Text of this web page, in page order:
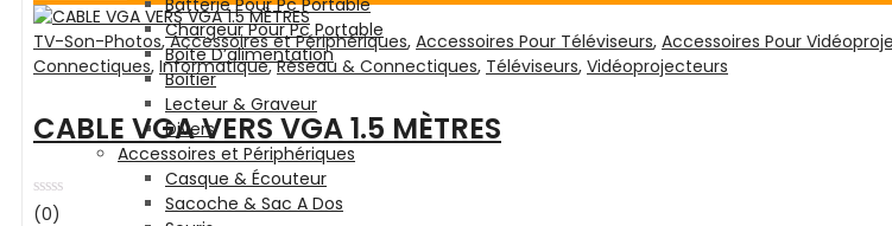
Batterie Pour Pc Portable
Chargeur Pour Pc Portable
Boite D’alimentation
Boitier
Lecteur & Graveur
Divers
Accessoires et Périphériques
Casque & Écouteur
Sacoche & Sac A Dos
TV-Son-Photos,Accessoires et Périphériques, Accessoires Pour Téléviseurs, Accessoires Pour
Connectiques, Informatique,Réseau & Connectiques, Téléviseurs, Vidéoprojecteurs
CABLE VGA VERS VGA 1.5 MÈTRES
Note
(0)